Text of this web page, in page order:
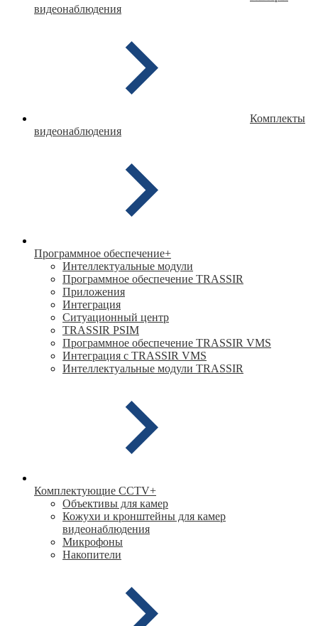
видеонаблюдения
Комплекты
видеонаблюдения
Программное обеспечение+
Интеллектуальные модули
Программное обеспечение TRASSIR
Приложения
Интеграция
Ситуационный центр
TRASSIR PSIM
Программное обеспечение TRASSIR VMS
Интеграция с TRASSIR VMS
Интеллектуальные модули TRASSIR
Комплектующие CCTV+
Объективы для камер
Кожухи и кронштейны для камер
видеонаблюдения
Микрофоны
Накопители